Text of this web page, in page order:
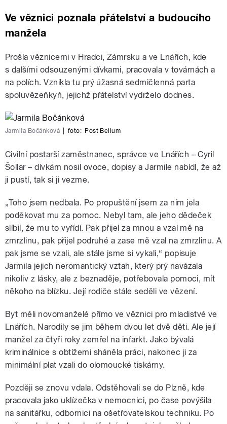
Ve věznici poznala přátelství a budoucího
manžela
Prošla věznicemi v Hradci, Zámrsku a ve Lnářích, kde
s dalšími odsouzenými dívkami, pracovala v továrnách a
na polích. Vznikla tu prý úžasná sedmičlenná parta
spoluvězeňkyň, jejichž přátelství vydrželo dodnes.
Jarmila Bočánková foto: Post Bellum
Civilní postarší zaměstnanec, správce ve Lnářích – Cyril
Šollar – dívkám nosil ovoce, dopisy a Jarmile nabídl, že až
ji pustí, tak si ji vezme.
„Toho jsem nedbala. Po propuštění jsem za ním jela
poděkovat mu za pomoc. Nebyl tam, ale jeho dědeček
slíbil, že mu to vyřídí. Pak přijel za mnou a vzal mě na
zmrzlinu, pak přijel podruhé a zase mě vzal na zmrzlinu. A
pak jsme se vzali, ale stále jsme si vykali,“ popisuje
Jarmila jejich neromantický vztah, který prý navázala
nikoliv z lásky, ale z beznaděje, potřebovala pomoci, mít
někoho na blízku. Její rodiče stále seděli ve vězení.
Byt měli novomanželé přímo ve věznici pro mladistvé ve
Lnářích. Narodily se jim během dvou let dvě děti. Ale její
manžel za čtyři roky zemřel na infarkt. Jako bývalá
kriminálnice s obtížemi sháněla práci, nakonec ji za
minimální plat vzali do olomoucké tiskárny.
Později se znovu vdala. Odstěhovali se do Plzně, kde
pracovala jako uklízečka v nemocnici, po čase povýšila
na sanitářku, odbornici na ošetřovatelskou techniku. Po